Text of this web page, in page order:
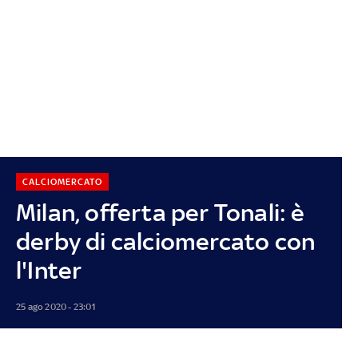
Milan, offerta per Tonali: è
derby di calciomercato con
l'Inter
CALCIOMERCATO
25 ago 2020 - 23:01